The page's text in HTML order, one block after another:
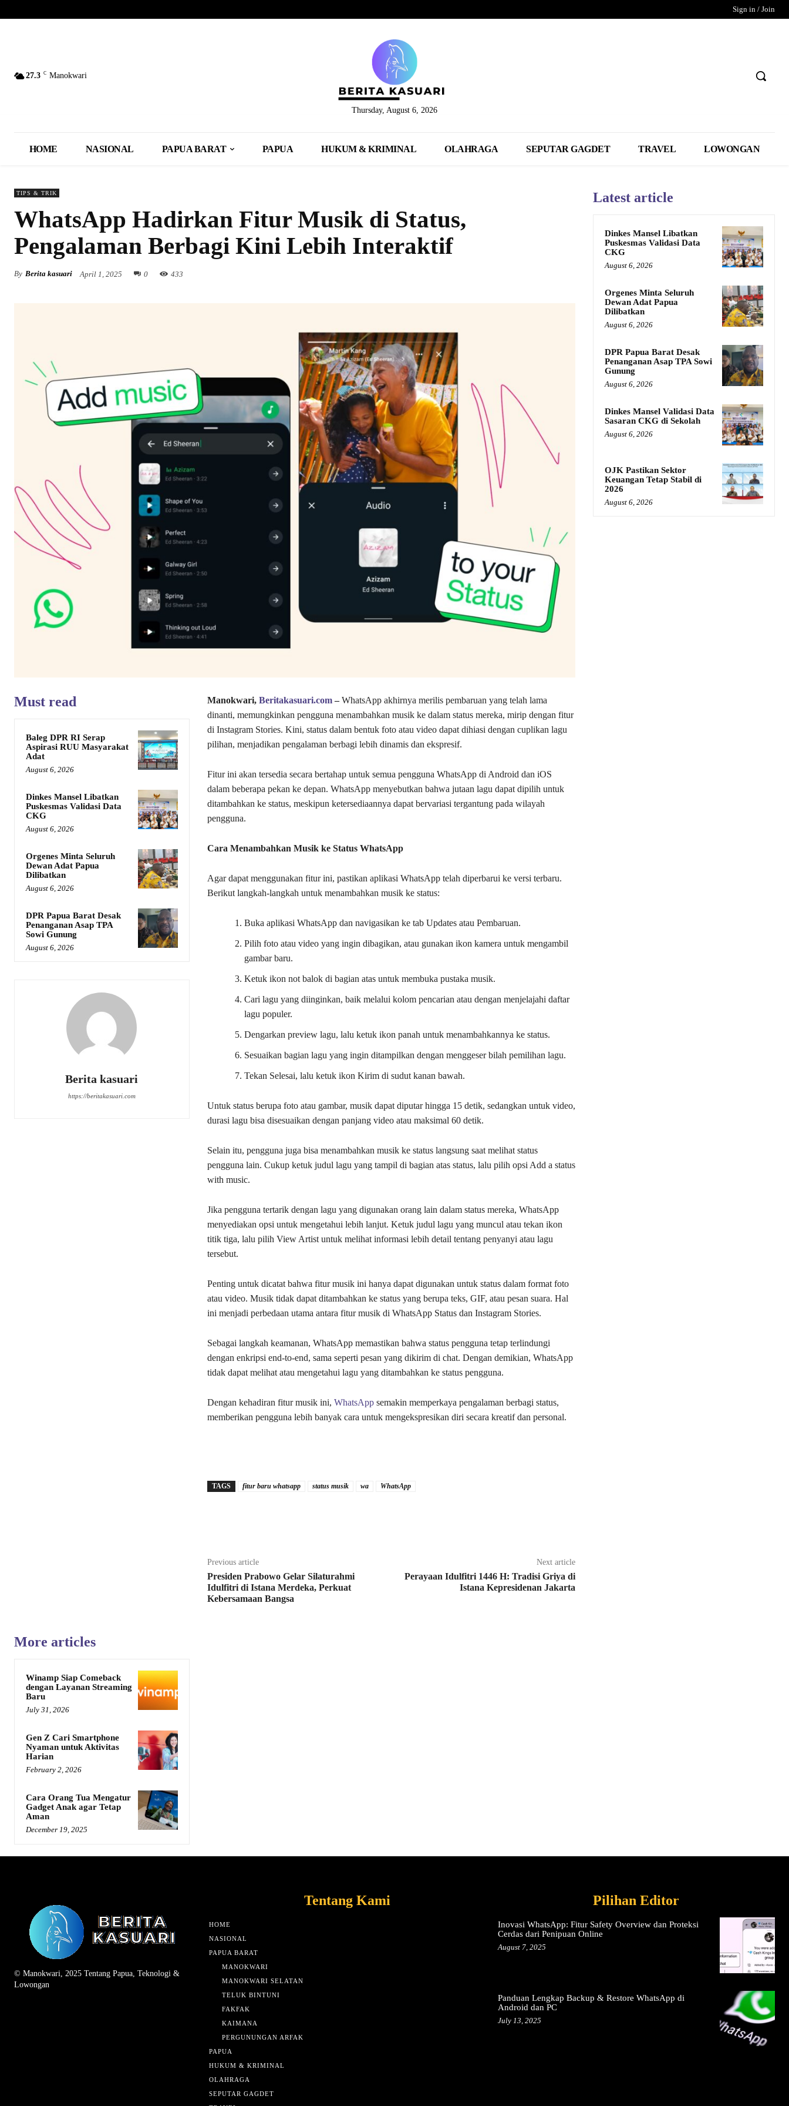
Sign in / Join
27.3 C Manokwari
Thursday, August 6, 2026
HOME NASIONAL PAPUA BARAT PAPUA HUKUM & KRIMINAL OLAHRAGA SEPUTAR GAGDET TRAVEL LOWONGAN
TIPS & TRIK
WhatsApp Hadirkan Fitur Musik di Status,
Pengalaman Berbagi Kini Lebih Interaktif
By Berita kasuari April 1, 2025 0 433
Must read
Baleg DPR RI Serap
Aspirasi RUU Masyarakat
Adat
August 6, 2026
Dinkes Mansel Libatkan
Puskesmas Validasi Data
CKG
August 6, 2026
Orgenes Minta Seluruh
Dewan Adat Papua
Dilibatkan
August 6, 2026
DPR Papua Barat Desak
Penanganan Asap TPA
Sowi Gunung
August 6, 2026
Berita kasuari
https://beritakasuari.com
Manokwari, Beritakasuari.com–WhatsApp akhirnya merilis pembaruan yang telah lama
dinanti, memungkinkan pengguna menambahkan musik ke dalam status mereka, mirip dengan fitur
di Instagram Stories. Kini, status dalam bentuk foto atau video dapat dihiasi dengan cuplikan lagu
pilihan, menjadikan pengalaman berbagi lebih dinamis dan ekspresif.
Fitur ini akan tersedia secara bertahap untuk semua pengguna WhatsApp di Android dan iOS
dalam beberapa pekan ke depan. WhatsApp menyebutkan bahwa jutaan lagu dapat dipilih untuk
ditambahkan ke status, meskipun ketersediaannya dapat bervariasi tergantung pada wilayah
pengguna.
Cara Menambahkan Musik ke Status WhatsApp
Agar dapat menggunakan fitur ini, pastikan aplikasi WhatsApp telah diperbarui ke versi terbaru.
Berikut langkah-langkah untuk menambahkan musik ke status:
Buka aplikasi WhatsApp dan navigasikan ke tab Updates atau Pembaruan.
Pilih foto atau video yang ingin dibagikan, atau gunakan ikon kamera untuk mengambil
gambar baru.
Ketuk ikon not balok di bagian atas untuk membuka pustaka musik.
Cari lagu yang diinginkan, baik melalui kolom pencarian atau dengan menjelajahi daftar
lagu populer.
Dengarkan preview lagu, lalu ketuk ikon panah untuk menambahkannya ke status.
Sesuaikan bagian lagu yang ingin ditampilkan dengan menggeser bilah pemilihan lagu.
Tekan Selesai, lalu ketuk ikon Kirim di sudut kanan bawah.
Untuk status berupa foto atau gambar, musik dapat diputar hingga 15 detik, sedangkan untuk video,
durasi lagu bisa disesuaikan dengan panjang video atau maksimal 60 detik.
Selain itu, pengguna juga bisa menambahkan musik ke status langsung saat melihat status
pengguna lain. Cukup ketuk judul lagu yang tampil di bagian atas status, lalu pilih opsi Add a status
with music.
Jika pengguna tertarik dengan lagu yang digunakan orang lain dalam status mereka, WhatsApp
menyediakan opsi untuk mengetahui lebih lanjut. Ketuk judul lagu yang muncul atau tekan ikon
titik tiga, lalu pilih View Artist untuk melihat informasi lebih detail tentang penyanyi atau lagu
tersebut.
Penting untuk dicatat bahwa fitur musik ini hanya dapat digunakan untuk status dalam format foto
atau video. Musik tidak dapat ditambahkan ke status yang berupa teks, GIF, atau pesan suara. Hal
ini menjadi perbedaan utama antara fitur musik di WhatsApp Status dan Instagram Stories.
Sebagai langkah keamanan, WhatsApp memastikan bahwa status pengguna tetap terlindungi
dengan enkripsi end-to-end, sama seperti pesan yang dikirim di chat. Dengan demikian, WhatsApp
tidak dapat melihat atau mengetahui lagu yang ditambahkan ke status pengguna.
Dengan kehadiran fitur musik ini, WhatsAppsemakin memperkaya pengalaman berbagi status,
memberikan pengguna lebih banyak cara untuk mengekspresikan diri secara kreatif dan personal.
TAGS fitur baru whatsapp status musik wa WhatsApp
Previous article
Presiden Prabowo Gelar Silaturahmi
Idulfitri di Istana Merdeka, Perkuat
Kebersamaan Bangsa
Next article
Perayaan Idulfitri 1446 H: Tradisi Griya di
Istana Kepresidenan Jakarta
More articles
Winamp Siap Comeback
dengan Layanan Streaming
Baru
July 31, 2026
Gen Z Cari Smartphone
Nyaman untuk Aktivitas
Harian
February 2, 2026
Cara Orang Tua Mengatur
Gadget Anak agar Tetap
Aman
December 19, 2025
Latest article
Dinkes Mansel Libatkan
Puskesmas Validasi Data
CKG
August 6, 2026
Orgenes Minta Seluruh
Dewan Adat Papua
Dilibatkan
August 6, 2026
DPR Papua Barat Desak
Penanganan Asap TPA Sowi
Gunung
August 6, 2026
Dinkes Mansel Validasi Data
Sasaran CKG di Sekolah
August 6, 2026
OJK Pastikan Sektor
Keuangan Tetap Stabil di
2026
August 6, 2026
© Manokwari, 2025 Tentang Papua, Teknologi &
Lowongan
Tentang Kami
HOME
NASIONAL
PAPUA BARAT
MANOKWARI
MANOKWARI SELATAN
TELUK BINTUNI
FAKFAK
KAIMANA
PERGUNUNGAN ARFAK
PAPUA
HUKUM & KRIMINAL
OLAHRAGA
SEPUTAR GAGDET
Pilihan Editor
Inovasi WhatsApp: Fitur Safety Overview dan Proteksi
Cerdas dari Penipuan Online
August 7, 2025
Panduan Lengkap Backup & Restore WhatsApp di
Android dan PC
July 13, 2025